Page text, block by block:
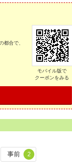
合で、
モバイル版で
クーポンをみる
事前 2